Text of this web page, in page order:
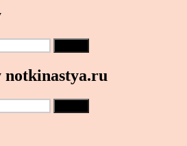
notkinastya.ru